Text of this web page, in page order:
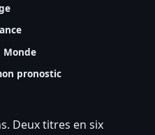
Monde
pronostic
Deux titres en six